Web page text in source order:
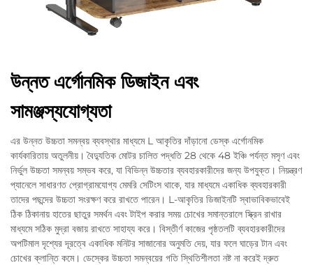
উন্নত এর্গোনমিক ডিজাইন এবং
সামঞ্জস্যযোগ্যতা
এর উন্নত উচ্চতা সমন্বয় ব্যবস্থার মাধ্যমে L আকৃতির দাঁড়ানো ডেস্ক এর্গোনমিক
কার্যকারিতায় অতুলনীয়। বৈদ্যুতিক মোটর চালিত পদ্ধতি 28 থেকে 48 ইঞ্চি পর্যন্ত মসৃণ এবং
নির্ভুল উচ্চতা সমন্বয় সম্ভব করে, যা বিভিন্ন উচ্চতার ব্যবহারকারীদের জন্য উপযুক্ত। নিয়ন্ত্রণ
প্যানেলে সাধারণত প্রোগ্রামযোগ্য মেমরি সেটিংস থাকে, যার মাধ্যমে একাধিক ব্যবহারকারী
তাদের পছন্দের উচ্চতা সংরক্ষণ করে রাখতে পারেন। L-আকৃতির ডিজাইনটি স্বাভাবিকভাবেই
ঠিক ঠিকানায় হাতের ছাতুর সমর্থন এবং টাইপ করার সময় চোখের সমান্তরালে স্ক্রিন রাখার
মাধ্যমে সঠিক মুদ্রা বজায় রাখতে সাহায্য করে। বিস্তীর্ণ কাজের পৃষ্ঠতলটি ব্যবহারকারীদের
অপটিমাল দৃশ্যের দূরত্বে একাধিক মনিটর সাজানোর অনুমতি দেয়, যার ফলে ঘাড়ের টান এবং
চোখের ক্লান্তি কমে। ডেস্কের উচ্চতা সমন্বয়ের গতি স্থিতিশীলতা নষ্ট না করেই দ্রুত